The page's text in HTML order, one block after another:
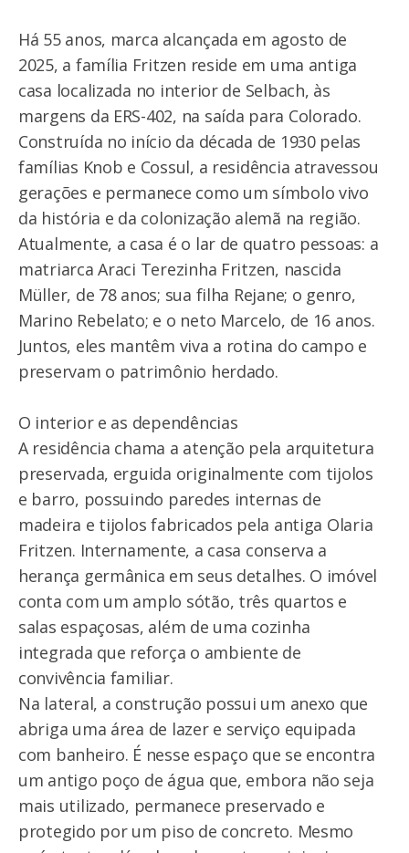
Há 55 anos, marca alcançada em agosto de
2025, a família Fritzen reside em uma antiga
casa localizada no interior de Selbach, às
margens da ERS-402, na saída para Colorado.
Construída no início da década de 1930 pelas
famílias Knob e Cossul, a residência atravessou
gerações e permanece como um símbolo vivo
da história e da colonização alemã na região.
Atualmente, a casa é o lar de quatro pessoas: a
matriarca Araci Terezinha Fritzen, nascida
Müller, de 78 anos; sua filha Rejane; o genro,
Marino Rebelato; e o neto Marcelo, de 16 anos.
Juntos, eles mantêm viva a rotina do campo e
preservam o patrimônio herdado.
O interior e as dependências
A residência chama a atenção pela arquitetura
preservada, erguida originalmente com tijolos
e barro, possuindo paredes internas de
madeira e tijolos fabricados pela antiga Olaria
Fritzen. Internamente, a casa conserva a
herança germânica em seus detalhes. O imóvel
conta com um amplo sótão, três quartos e
salas espaçosas, além de uma cozinha
integrada que reforça o ambiente de
convivência familiar.
Na lateral, a construção possui um anexo que
abriga uma área de lazer e serviço equipada
com banheiro. É nesse espaço que se encontra
um antigo poço de água que, embora não seja
mais utilizado, permanece preservado e
protegido por um piso de concreto. Mesmo